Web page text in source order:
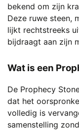
bekend om zijn
Deze ruwe steen,
lijkt rechtstreeks
bijdraagt aan zijn
Wat is een
De Prophecy
dat het
volledig is
samenstelling